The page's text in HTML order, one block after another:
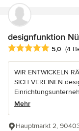
designfunktion
Durchschnittliche
5,0 (4
WIR ENTWICKELN
SICH VEREINEN
Mehr
Hauptmarkt 2,